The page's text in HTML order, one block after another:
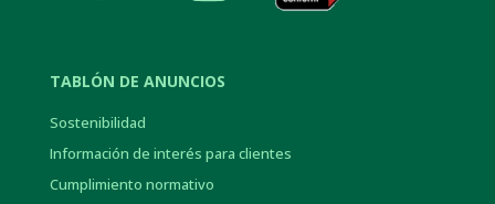
TABLÓN DE ANUNCIOS
Sostenibilidad
Información de interés para clientes
Cumplimiento normativo